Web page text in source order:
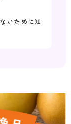
いために知